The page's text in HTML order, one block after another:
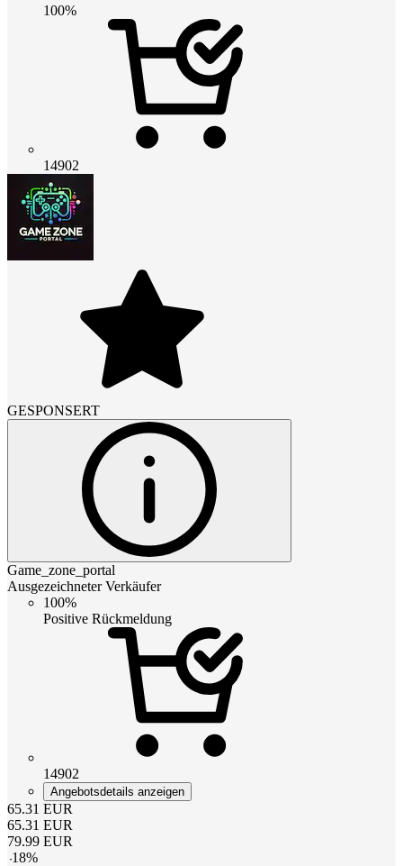
100%
14902
GESPONSERT
Game_zone_portal
Ausgezeichneter Verkäufer
100%
Positive Rückmeldung
14902
Angebotsdetails anzeigen
65.31 EUR
65.31 EUR
79.99 EUR
-18%